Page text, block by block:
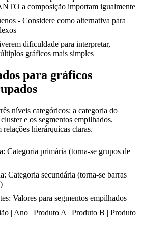
a composição importam igualmente
- Considere como alternativa para
dificuldade para interpretar,
gráficos mais simples
para gráficos
níveis categóricos: a categoria do
e os segmentos empilhados.
hierárquicas claras.
Categoria primária (torna-se grupos de
Categoria secundária (torna-se barras
Valores para segmentos empilhados
| Ano | Produto A | Produto B | Produto